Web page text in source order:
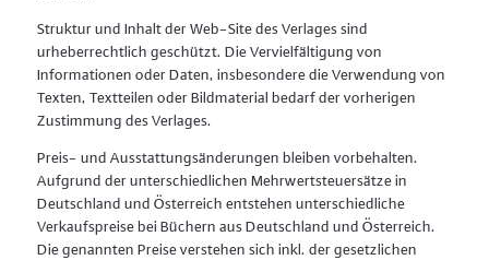
Struktur und Inhalt der Web-Site des Verlages sind
urheberrechtlich geschützt. Die Vervielfältigung von
Informationen oder Daten, insbesondere die Verwendung von
Texten, Textteilen oder Bildmaterial bedarf der vorherigen
Zustimmung des Verlages.
Preis- und Ausstattungsänderungen bleiben vorbehalten.
Aufgrund der unterschiedlichen Mehrwertsteuersätze in
Deutschland und Österreich entstehen unterschiedliche
Verkaufspreise bei Büchern aus Deutschland und Österreich.
Die genannten Preise verstehen sich inkl. der gesetzlichen